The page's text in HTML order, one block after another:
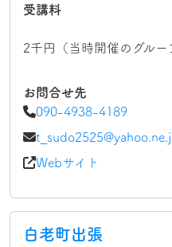
受講料
2千円（当時開催のグルー
お問合せ先
090-4938-4189
Webサイト
白老町出張